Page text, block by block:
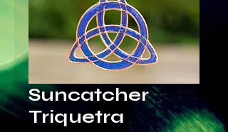
Suncatcher
Triquetra